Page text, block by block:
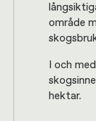
område
I och
hektar.